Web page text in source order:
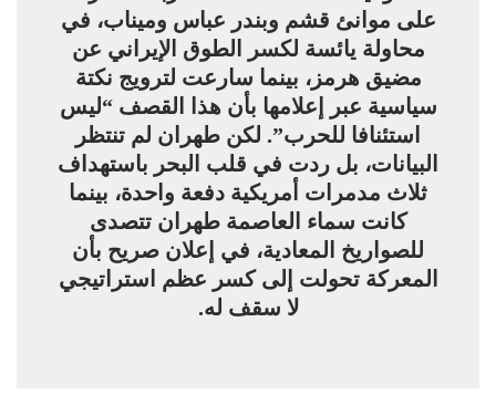
على موانئ قشم وبندر عباس وميناب، في
محاولة يائسة لكسر الطوق الإيراني عن
مضيق هرمز، بينما سارعت لترويج نكتة
سياسية عبر إعلامها بأن هذا القصف “ليس
استئنافا للحرب”. لكن طهران لم تنتظر
البيانات، بل ردت في قلب البحر باستهداف
ثلاث مدمرات أمريكية دفعة واحدة، بينما
كانت سماء العاصمة طهران تتصدى
للصواريخ المعادية، في إعلان صريح بأن
المعركة تحولت إلى كسر عظم استراتيجي
لا سقف له.